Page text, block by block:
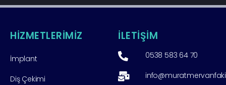
HİZMETLERİMİZ
İmplant
Diş Çekimi
İLETİŞİM
0538 583 64 70